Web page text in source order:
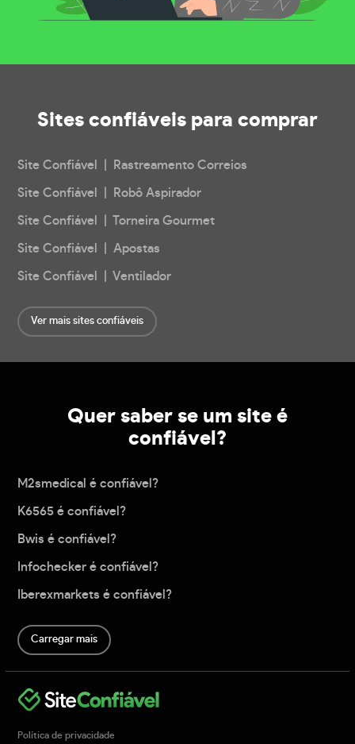
Sites confiáveis para comprar
Site Confiável | Rastreamento Correios
Site Confiável | Robô Aspirador
Site Confiável | Torneira Gourmet
Site Confiável | Apostas
Site Confiável | Ventilador
Ver mais sites confiáveis
Quer saber se um site é
confiável?
M2smedical é confiável?
K6565 é confiável?
Bwis é confiável?
Infochecker é confiável?
Iberexmarkets é confiável?
Carregar mais
Política de privacidade